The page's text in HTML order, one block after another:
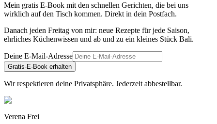
Mein gratis E-Book mit den schnellen Gerichten, die bei uns
wirklich auf den Tisch kommen. Direkt in dein Postfach.
Danach jeden Freitag von mir: neue Rezepte für jede Saison,
ehrliches Küchenwissen und ab und zu ein kleines Stück Bali.
Deine E-Mail-Adresse
Gratis-E-Book erhalten
Wir respektieren deine Privatsphäre. Jederzeit abbestellbar.
Verena Frei